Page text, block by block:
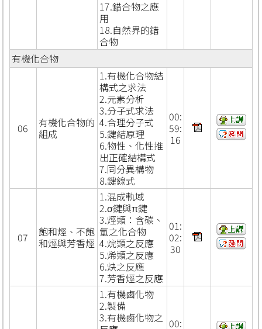
17.錯合物之應
用
18.自然界的錯
合物
有機化合物
06
有機化合物的
組成
1.有機化合物結
構式之求法
2.元素分析
3.分子式求法
4.合理分子式
5.鍵結原理
6.物性、化性推
出正確結構式
7.同分異構物
8.鍵線式
00:
59:
16
07
飽和烴、不飽
和烴與芳香烴
1.混成軌域
2.σ鍵與π鍵
3.烴類：含碳、
氫之化合物
4.烷類之反應
5.烯類之反應
6.炔之反應
7.芳香烴之反應
01:
02:
30
1.有機鹵化物
2.製備
3.有機鹵化物之 00: